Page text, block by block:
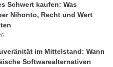
Schwert kaufen: Was
Nihonto, Recht und Wert
im Mittelstand: Wann
Softwarealternativen